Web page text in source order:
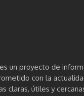
un proyecto de
con la
claras, útiles y